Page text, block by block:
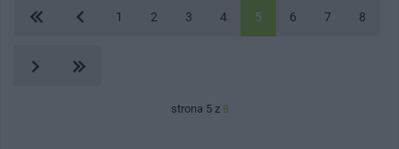
1 2 3 4 5 6 7 8
strona 5 z 8